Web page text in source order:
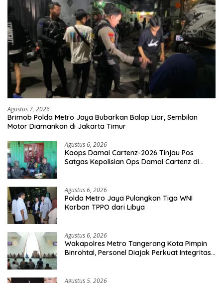
Agustus 7, 2026
Brimob Polda Metro Jaya Bubarkan Balap Liar, Sembilan
Motor Diamankan di Jakarta Timur
Agustus 6, 2026
Kaops Damai Cartenz-2026 Tinjau Pos
Satgas Kepolisian Ops Damai Cartenz di
Agustus 6, 2026
Polda Metro Jaya Pulangkan Tiga WNI
Korban TPPO dari Libya
Agustus 6, 2026
Wakapolres Metro Tangerang Kota Pimpin
Binrohtal, Personel Diajak Perkuat Integritas
Agustus 5, 2026